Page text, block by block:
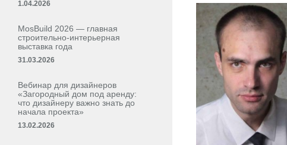
1.04.2026
MosBuild 2026 — главная
строительно-интерьерная
выставка года
31.03.2026
Вебинар для дизайнеров
«Загородный дом под аренду:
что дизайнеру важно знать до
начала проекта»
13.02.2026